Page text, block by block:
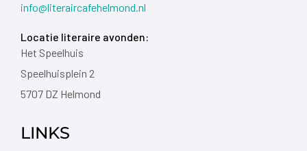
info@literaircafehelmond.nl
Locatie literaire avonden:
Het Speelhuis
Speelhuisplein 2
5707 DZ Helmond
LINKS